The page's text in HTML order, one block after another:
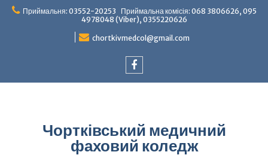
ПерейтиПриймальня: 03552-20253 Приймальна комісія: 068 3806626, 095
4978048 (Viber), 0355220626
chortkivmedcol@gmail.com
Чортківський медичний
фаховий коледж